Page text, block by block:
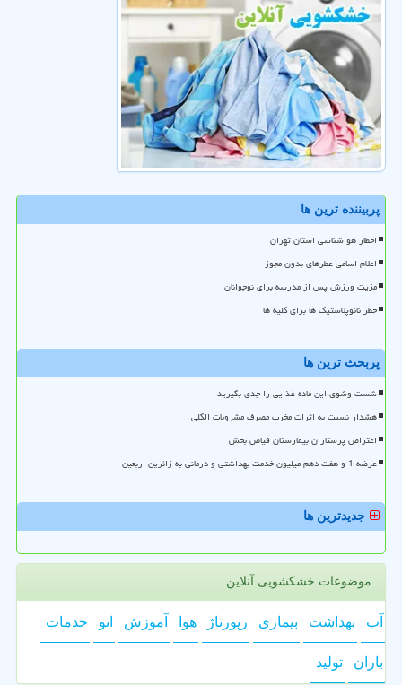
پربیننده ترین ها
اخطار هواشناسی استان تهران
اعلام اسامی عطرهای بدون مجوز
مزیت ورزش پس از مدرسه برای نوجوانان
خطر نانوپلاستیک ها برای کلیه ها
پربحث ترین ها
شست وشوی این ماده غذایی را جدی بگیرید
هشدار نسبت به اثرات مخرب مصرف مشروبات الکلی
اعتراض پرستاران بیمارستان فیاض بخش
عرضه 1 و هفت دهم میلیون خدمت بهداشتی و درمانی به زائرین اربعین
جدیدترین ها
موضوعات خشکشویی آنلاین
آب بهداشت بیماری رپورتاژ هوا آموزش اتو خدمات
باران تولید